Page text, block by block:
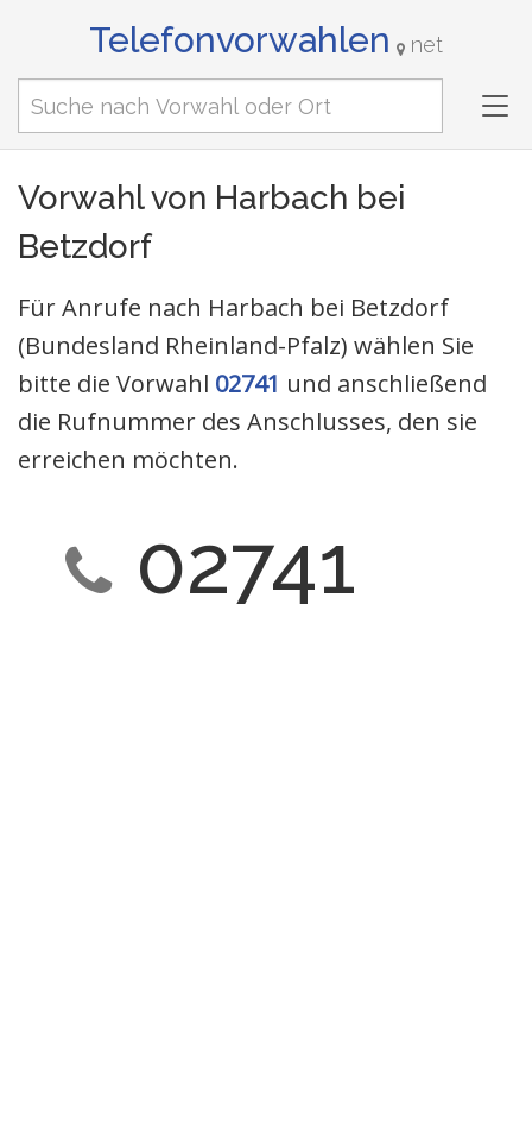
Telefonvorwahlen net
Vorwahl von Harbach bei
Betzdorf
Für Anrufe nach Harbach bei Betzdorf
(Bundesland Rheinland-Pfalz) wählen Sie
bitte die Vorwahl 02741 und anschließend
die Rufnummer des Anschlusses, den sie
erreichen möchten.
02741